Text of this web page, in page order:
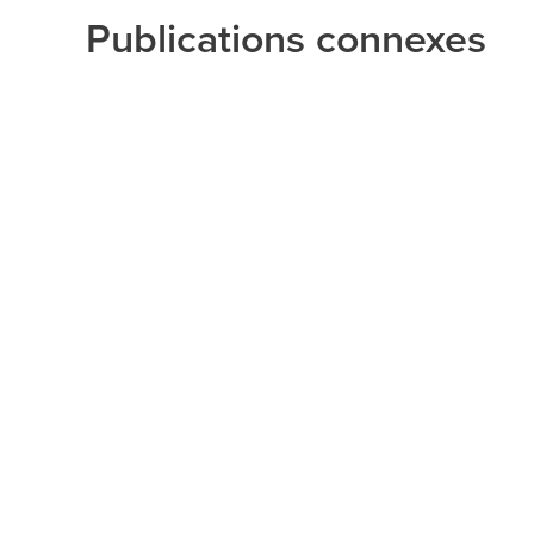
Publications connexes